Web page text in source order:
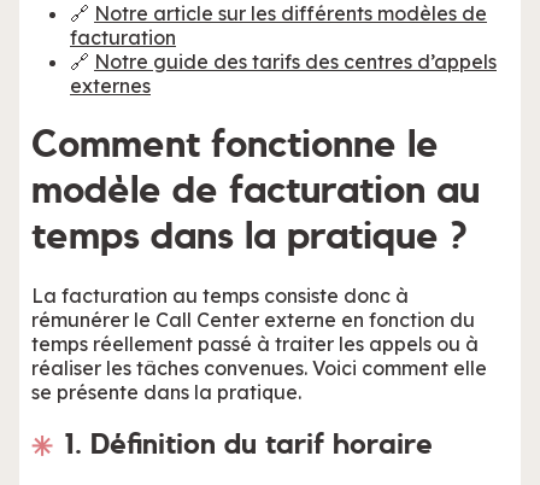
🔗 Notre article sur les différents modèles de
facturation
🔗 Notre guide des tarifs des centres d’appels
externes
Comment fonctionne le
modèle de facturation au
temps dans la pratique ?
La facturation au temps consiste donc à
rémunérer le Call Center externe en fonction du
temps réellement passé à traiter les appels ou à
réaliser les tâches convenues. Voici comment elle
se présente dans la pratique.
1. Définition du tarif horaire